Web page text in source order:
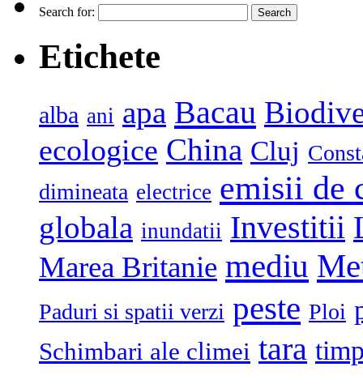
Search for:
Etichete
alba ani apa Bacau
ecologice China Cluj
dimineata electrice emisii de
globala inundatii Investitii
Marea Britanie mediu
Paduri si spatii verzi peste Ploi
Schimbari ale climei tara